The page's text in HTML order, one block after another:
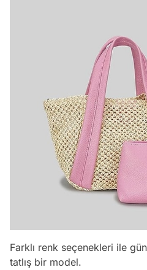
Farklı renk seçenekleri ile
tatlış bir model.